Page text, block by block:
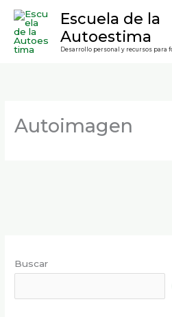
contenido
contenido
Escuela de la
Autoestima
Desarrollo personal y recursos para
Autoimagen
Buscar